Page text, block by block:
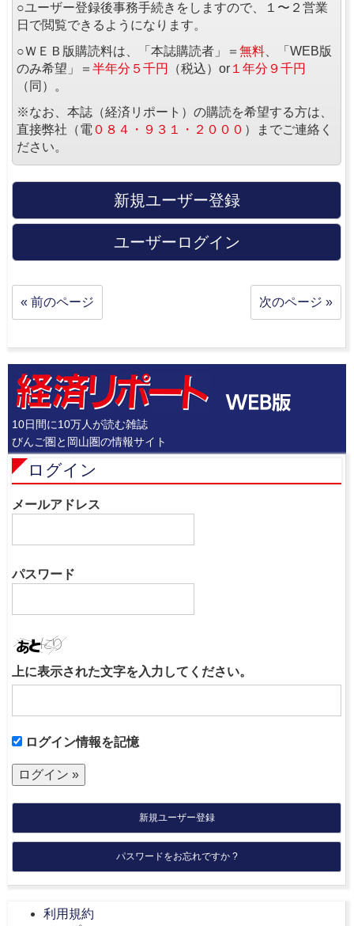
○ユーザー登録後事務手続きをしますので、１〜２営業
日で閲覧できるようになります。
○ＷＥＢ版購読料は、「本誌購読者」＝ 無料 、「WEB版
のみ希望」＝ 半年分５千円 （税込）or １年分９千円
（同）。
※なお、本誌（経済リポート）の購読を希望する方は、
直接弊社（電 ０８４・９３１・２０００ ）までご連絡く
ださい。
新規ユーザー登録
ユーザーログイン
« 前のページ 次のページ »
10日間に10万人が読む雑誌
びんご圏と岡山圏の情報サイト
ログイン
メールアドレス
パスワード
上に表示された文字を入力してください。
ログイン情報を記憶
新規ユーザー登録
パスワードをお忘れですか ?
利用規約